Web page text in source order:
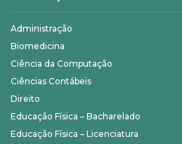
Administração
Biomedicina
Ciência da Computação
Ciências Contábeis
Direito
Educação Física – Bacharelado
Educação Física – Licenciatura